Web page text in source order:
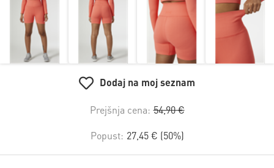
Dodaj na moj seznam
Prejšnja cena: 54,90 €
Popust: 27,45 € (50%)